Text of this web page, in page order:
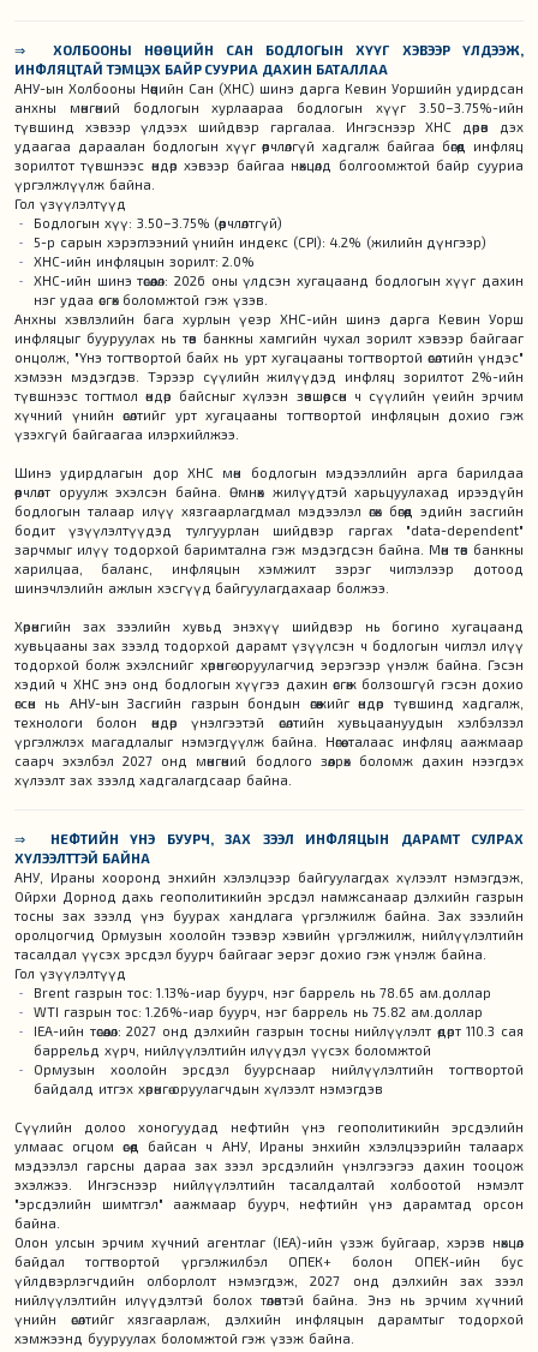
⇒
ХОЛБООНЫ НӨӨЦИЙН САН БОДЛОГЫН ХҮҮГ ХЭВЭЭР ҮЛДЭЭЖ,
ИНФЛЯЦТАЙ ТЭМЦЭХ БАЙР СУУРИА ДАХИН БАТАЛЛАА
АНУ-ын Холбооны Нөөцийн Сан (ХНС) шинэ дарга Кевин Уоршийн удирдсан
анхны мөнгөний бодлогын хурлаараа бодлогын хүүг 3.50–3.75%-ийн
түвшинд хэвээр үлдээх шийдвэр гаргалаа. Ингэснээр ХНС дөрөв дэх
удаагаа дараалан бодлогын хүүг өөрчлөлгүй хадгалж байгаа бөгөөд инфляц
зорилтот түвшнээс өндөр хэвээр байгаа нөхцөлд болгоомжтой байр сууриа
үргэлжлүүлж байна.
Гол үзүүлэлтүүд
Бодлогын хүү: 3.50–3.75% (өөрчлөлтгүй)
5-р сарын хэрэглээний үнийн индекс (CPI): 4.2% (жилийн дүнгээр)
ХНС-ийн инфляцын зорилт: 2.0%
ХНС-ийн шинэ төсөөлөл: 2026 оны үлдсэн хугацаанд бодлогын хүүг дахин
нэг удаа өсгөх боломжтой гэж үзэв.
Анхны хэвлэлийн бага хурлын үеэр ХНС-ийн шинэ дарга Кевин Уорш
инфляцыг бууруулах нь төв банкны хамгийн чухал зорилт хэвээр байгааг
онцолж, "Үнэ тогтвортой байх нь урт хугацааны тогтвортой өсөлтийн үндэс"
хэмээн мэдэгдэв. Тэрээр сүүлийн жилүүдэд инфляц зорилтот 2%-ийн
түвшнээс тогтмол өндөр байсныг хүлээн зөвшөөрсөн ч сүүлийн үеийн эрчим
хүчний үнийн өсөлтийг урт хугацааны тогтвортой инфляцын дохио гэж
үзэхгүй байгаагаа илэрхийлжээ.
Шинэ удирдлагын дор ХНС мөн бодлогын мэдээллийн арга барилдаа
өөрчлөлт оруулж эхэлсэн байна. Өмнөх жилүүдтэй харьцуулахад ирээдүйн
бодлогын талаар илүү хязгаарлагдмал мэдээлэл өгөх бөгөөд эдийн засгийн
бодит үзүүлэлтүүдэд тулгуурлан шийдвэр гаргах "data-dependent"
зарчмыг илүү тодорхой баримтална гэж мэдэгдсэн байна. Мөн төв банкны
харилцаа, баланс, инфляцын хэмжилт зэрэг чиглэлээр дотоод
шинэчлэлийн ажлын хэсгүүд байгуулагдахаар болжээ.
Хөрөнгийн зах зээлийн хувьд энэхүү шийдвэр нь богино хугацаанд
хувьцааны зах зээлд тодорхой дарамт үзүүлсэн ч бодлогын чиглэл илүү
тодорхой болж эхэлснийг хөрөнгө оруулагчид эерэгээр үнэлж байна. Гэсэн
хэдий ч ХНС энэ онд бодлогын хүүгээ дахин өсгөж болзошгүй гэсэн дохио
өгсөн нь АНУ-ын Засгийн газрын бондын өгөөжийг өндөр түвшинд хадгалж,
технологи болон өндөр үнэлгээтэй өсөлтийн хувьцаануудын хэлбэлзэл
үргэлжлэх магадлалыг нэмэгдүүлж байна. Нөгөө талаас инфляц аажмаар
саарч эхэлбэл 2027 онд мөнгөний бодлого зөөлрөх боломж дахин нээгдэх
хүлээлт зах зээлд хадгалагдсаар байна.
⇒
НЕФТИЙН ҮНЭ БУУРЧ, ЗАХ ЗЭЭЛ ИНФЛЯЦЫН ДАРАМТ СУЛРАХ
ХҮЛЭЭЛТТЭЙ БАЙНА
АНУ, Ираны хооронд энхийн хэлэлцээр байгуулагдах хүлээлт нэмэгдэж,
Ойрхи Дорнод дахь геополитикийн эрсдэл намжсанаар дэлхийн газрын
тосны зах зээлд үнэ буурах хандлага үргэлжилж байна. Зах зээлийн
оролцогчид Ормузын хоолойн тээвэр хэвийн үргэлжилж, нийлүүлэлтийн
тасалдал үүсэх эрсдэл буурч байгааг эерэг дохио гэж үнэлж байна.
Гол үзүүлэлтүүд
Brent газрын тос: 1.13%-иар буурч, нэг баррель нь 78.65 ам.доллар
WTI газрын тос: 1.26%-иар буурч, нэг баррель нь 75.82 ам.доллар
IEA-ийн төсөөлөл: 2027 онд дэлхийн газрын тосны нийлүүлэлт өдөрт 110.3 сая
баррельд хүрч, нийлүүлэлтийн илүүдэл үүсэх боломжтой
Ормузын хоолойн эрсдэл буурснаар нийлүүлэлтийн тогтвортой
байдалд итгэх хөрөнгө оруулагчдын хүлээлт нэмэгдэв
Сүүлийн долоо хоногуудад нефтийн үнэ геополитикийн эрсдэлийн
улмаас огцом өсөөд байсан ч АНУ, Ираны энхийн хэлэлцээрийн талаарх
мэдээлэл гарсны дараа зах зээл эрсдэлийн үнэлгээгээ дахин тооцож
эхэлжээ. Ингэснээр нийлүүлэлтийн тасалдалтай холбоотой нэмэлт
"эрсдэлийн шимтгэл" аажмаар буурч, нефтийн үнэ дарамтад орсон
байна.
Олон улсын эрчим хүчний агентлаг (IEA)-ийн үзэж буйгаар, хэрэв нөхцөл
байдал тогтвортой үргэлжилбэл ОПЕК+ болон ОПЕК-ийн бус
үйлдвэрлэгчдийн олборлолт нэмэгдэж, 2027 онд дэлхийн зах зээл
нийлүүлэлтийн илүүдэлтэй болох төлөвтэй байна. Энэ нь эрчим хүчний
үнийн өсөлтийг хязгаарлаж, дэлхийн инфляцын дарамтыг тодорхой
хэмжээнд бууруулах боломжтой гэж үзэж байна.